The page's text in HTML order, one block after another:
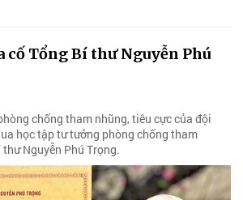
cố Tổng Bí thư Nguyễn Phú
chống tham nhũng, tiêu cực của đội
học tập tư tưởng phòng chống tham
Nguyễn Phú Trọng.